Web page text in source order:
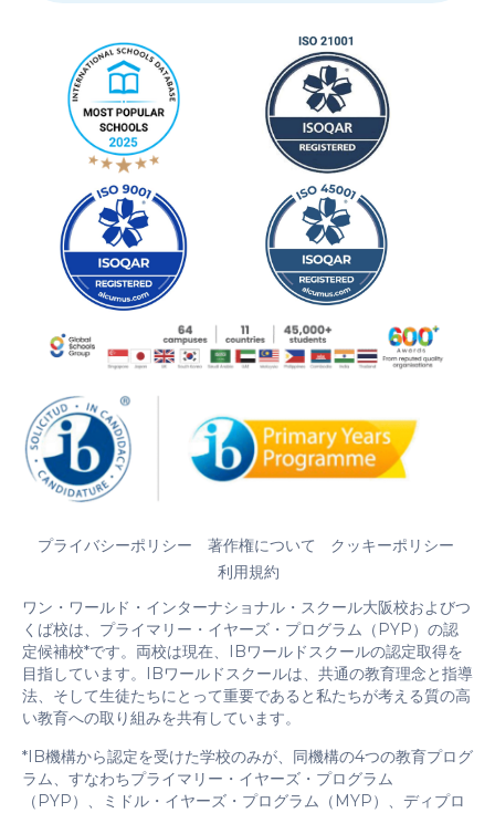
プライバシーポリシー 著作権について
クッキーポリシー
利用規約
ワン・ワールド・インターナショナル・スクール大阪校およびつ
くば校は、プライマリー・イヤーズ・プログラム（PYP）の認
定候補校*です。両校は現在、IBワールドスクールの認定取得を
目指しています。IBワールドスクールは、共通の教育理念と指導
法、そして生徒たちにとって重要であると私たちが考える質の高
い教育への取り組みを共有しています。
*IB機構から認定を受けた学校のみが、同機構の4つの教育プログ
ラム、すなわちプライマリー・イヤーズ・プログラム
（PYP）、ミドル・イヤーズ・プログラム（MYP）、ディプロ